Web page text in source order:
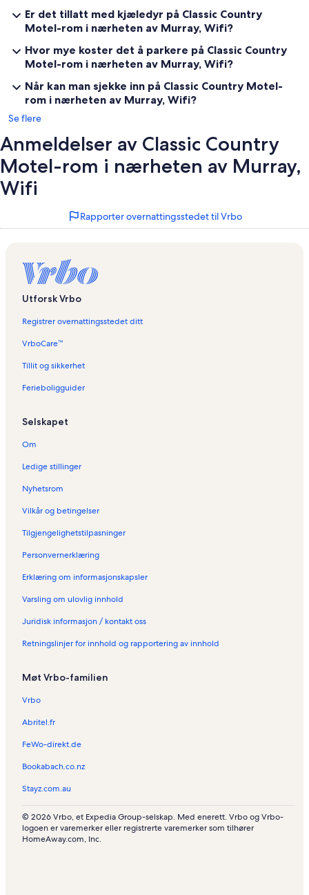
Er det tillatt med kjæledyr på Classic Country
Motel-rom i nærheten av Murray, Wifi?
Hvor mye koster det å parkere på Classic Country
Motel-rom i nærheten av Murray, Wifi?
Når kan man sjekke inn på Classic Country Motel-
rom i nærheten av Murray, Wifi?
Se flere
Anmeldelser av Classic Country
Motel-rom i nærheten av Murray,
Wifi
Rapporter overnattingsstedet til Vrbo
Utforsk Vrbo
Registrer overnattingsstedet ditt
VrboCare™
Tillit og sikkerhet
Ferieboligguider
Selskapet
Om
Ledige stillinger
Nyhetsrom
Vilkår og betingelser
Tilgjengelighetstilpasninger
Personvernerklæring
Erklæring om informasjonskapsler
Varsling om ulovlig innhold
Juridisk informasjon / kontakt oss
Retningslinjer for innhold og rapportering av innhold
Møt Vrbo-familien
Vrbo
Abritel.fr
FeWo-direkt.de
Bookabach.co.nz
Stayz.com.au
© 2026 Vrbo, et Expedia Group-selskap. Med enerett. Vrbo og Vrbo-
logoen er varemerker eller registrerte varemerker som tilhører
HomeAway.com, Inc.